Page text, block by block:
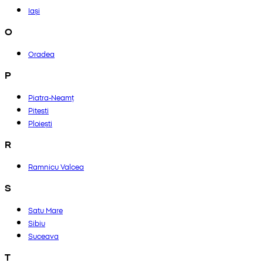
Iași
O
Oradea
P
Piatra-Neamț
Pitesti
Ploiești
R
Ramnicu Valcea
S
Satu Mare
Sibiu
Suceava
T